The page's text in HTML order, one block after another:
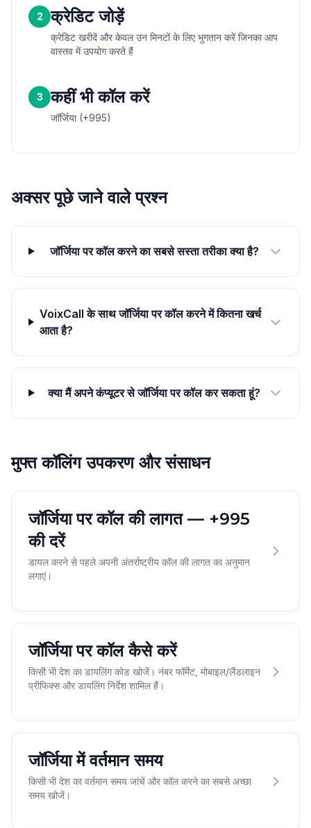
2 क्रेडिट जोड़ें
क्रेडिट खरीदें और केवल उन मिनटों के लिए भुगतान करें जिनका आप
वास्तव में उपयोग करते हैं
3 कहीं भी कॉल करें
जॉर्जिया (+995)
अक्सर पूछे जाने वाले प्रश्न
जॉर्जिया पर कॉल करने का सबसे सस्ता तरीका क्या है?
VoixCall के साथ जॉर्जिया पर कॉल करने में कितना खर्च
आता है?
क्या मैं अपने कंप्यूटर से जॉर्जिया पर कॉल कर सकता हूं?
मुफ्त कॉलिंग उपकरण और संसाधन
जॉर्जिया पर कॉल की लागत — +995
की दरें
डायल करने से पहले अपनी अंतर्राष्ट्रीय कॉल की लागत का अनुमान
लगाएं।
जॉर्जिया पर कॉल कैसे करें
किसी भी देश का डायलिंग कोड खोजें। नंबर फॉर्मेट, मोबाइल/लैंडलाइन
प्रीफिक्स और डायलिंग निर्देश शामिल हैं।
जॉर्जिया में वर्तमान समय
किसी भी देश का वर्तमान समय जांचें और कॉल करने का सबसे अच्छा
समय खोजें।